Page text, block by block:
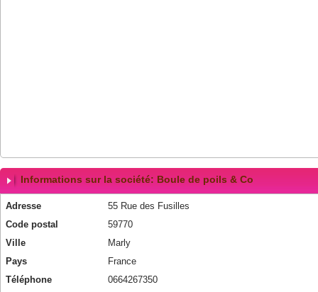
Informations sur la société: Boule de poils & Co
Adresse
55 Rue des Fusilles
Code postal
59770
Ville
Marly
Pays
France
Téléphone
0664267350